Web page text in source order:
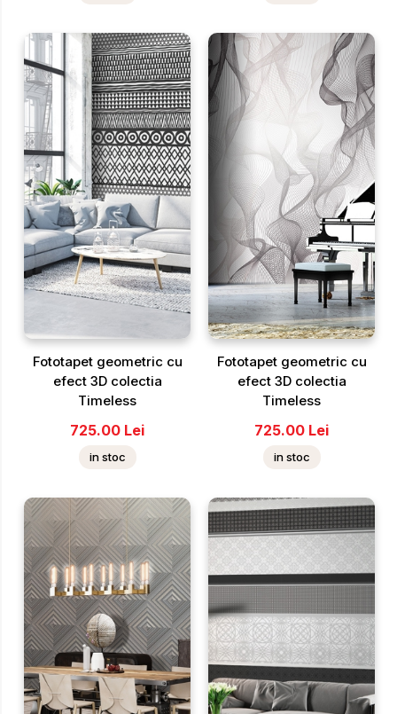
Fototapet geometric cu
efect 3D colectia
Timeless
725.00 Lei
in stoc
Fototapet geometric cu
efect 3D colectia
Timeless
725.00 Lei
in stoc